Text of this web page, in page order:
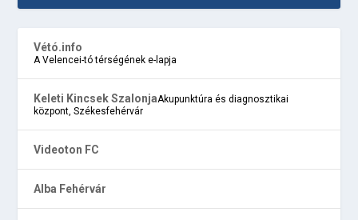
Vétó.info
A Velencei-tó térségének e-lapja
Keleti Kincsek SzalonjaAkupunktúra és diagnosztikai
központ, Székesfehérvár
Videoton FC
Alba Fehérvár